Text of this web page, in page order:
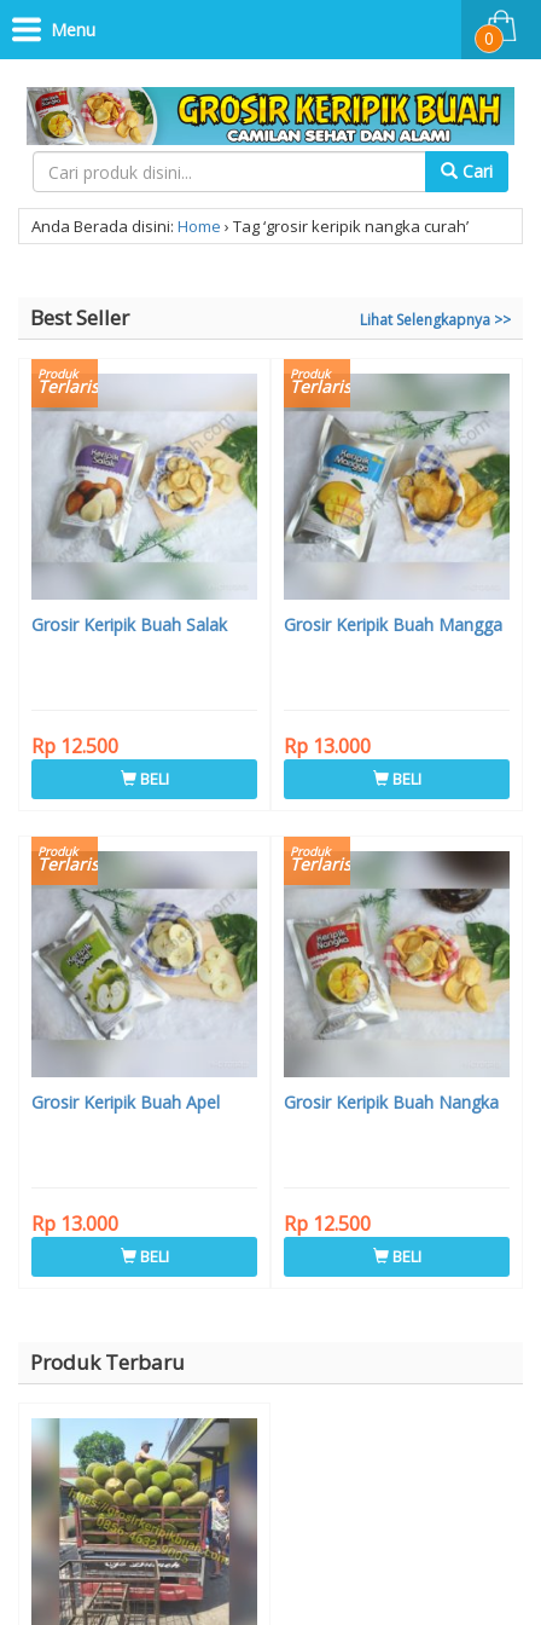
Cari
0
Menu
Anda Berada disini: Home › Tag ‘grosir keripik nangka curah’
Best Seller Lihat Selengkapnya >>
Produk
Terlaris
Grosir Keripik Buah Salak
Rp 12.500
BELI
Produk
Terlaris
Grosir Keripik Buah Mangga
Rp 13.000
BELI
Produk
Terlaris
Grosir Keripik Buah Apel
Rp 13.000
BELI
Produk
Terlaris
Grosir Keripik Buah Nangka
Rp 12.500
BELI
Produk Terbaru